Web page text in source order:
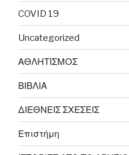
COVID 19
Uncategorized
ΑΘΛΗΤΙΣΜΟΣ
ΒΙΒΛΙΑ
ΔΙΕΘΝΕΙΣ ΣΧΕΣΕΙΣ
Επιστήμη